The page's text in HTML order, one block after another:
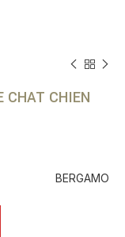
CHAT CHIEN
BERGAMO